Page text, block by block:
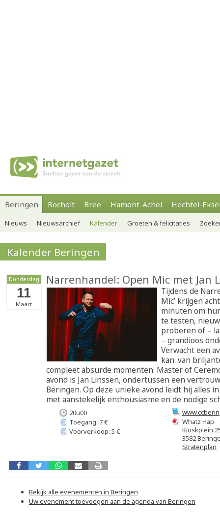
Beringen Bocholt Bree Hamont-Achel Hechtel-
Nieuws Nieuwsarchief Kalender Groeten & felicitaties
Kalender Beringen
Donderdag
11
Maart
Narrenhandel: Open Mic met Jan
Tijdens de
Mic’ krijgen
minuten om
te testen,
proberen of –
– grandioos
Verwacht een
kan: van
compleet absurde momenten. Master of
avond is Jan Linssen, ondertussen een
Beringen. Op deze unieke avond leidt hij alles
met aanstekelijk enthousiasme en de nodige
Whatz Hap
Kioskplein
3582
Stratenplan
20u00
Toegang: 7 €
Voorverkoop: 5 €
Bekijk alle evenementen in Beringen
Uw evenement toevoegen aan de agenda van Beringen